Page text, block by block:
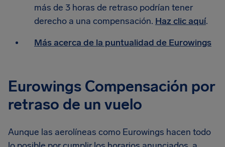
más de 3 horas de retraso podrían tener
derecho a una compensación. Haz clic aquí.
Más acerca de la puntualidad de Eurowings
Eurowings Compensación por
retraso de un vuelo
Aunque las aerolíneas como Eurowings hacen todo